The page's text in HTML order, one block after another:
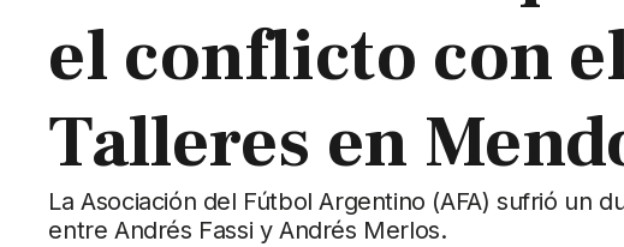
el conflicto con
Talleres en
La Asociación del Fútbol Argentino (AFA) sufrió un
entre Andrés Fassi y Andrés Merlos.